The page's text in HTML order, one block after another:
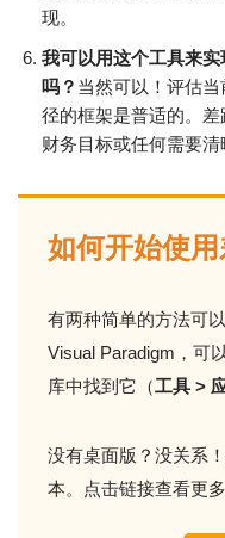
现。
我可以用这个工具来
吗？ 当然可以！评估
径的框架是普适的。差
财务目标或任何需要清
如何开始使
有两种简单的方法可
Visual Paradigm，可
库中找到它（工具 >
没有桌面版？没关系
本。点击链接查看更